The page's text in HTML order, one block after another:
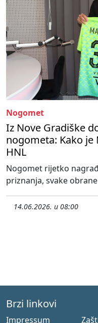
Nogomet
Iz Nove Gradiške
nogometa: Kako
HNL
Nogomet rijetko
priznanja, svake
14.06.2026. u 08:00
Brzi linkovi
Impressum